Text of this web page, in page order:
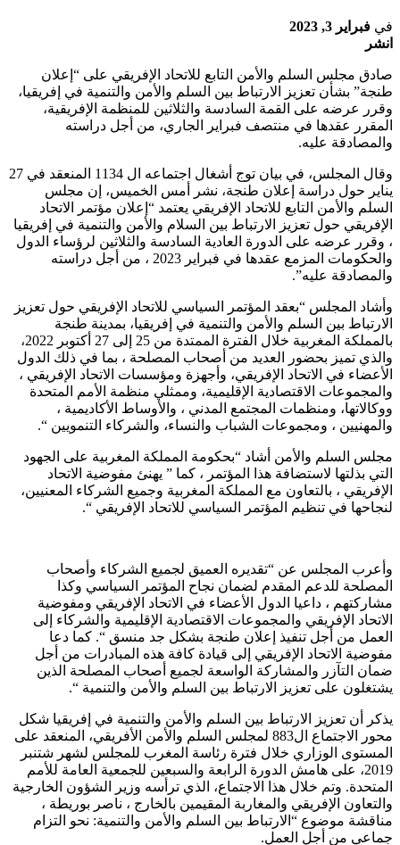
في فبراير 3, 2023
انشر
صادق مجلس السلم والأمن التابع للاتحاد الإفريقي على “إعلان
طنجة” بشأن تعزيز الارتباط بين السلم والأمن والتنمية في إفريقيا،
وقرر عرضه على القمة السادسة والثلاثين للمنظمة الإفريقية،
المقرر عقدها في منتصف فبراير الجاري، من أجل دراسته
والمصادقة عليه.
وقال المجلس، في بيان توج أشغال اجتماعه ال 1134 المنعقد في 27
يناير حول دراسة إعلان طنجة، نشر أمس الخميس، إن مجلس
السلم والأمن التابع للاتحاد الإفريقي يعتمد “إعلان مؤتمر الاتحاد
الإفريقي حول تعزيز الارتباط بين السلام والأمن والتنمية في إفريقيا
، وقرر عرضه على الدورة العادية السادسة والثلاثين لرؤساء الدول
والحكومات المزمع عقدها في فبراير 2023 ، من أجل دراسته
والمصادقة عليه”.
وأشاد المجلس “بعقد المؤتمر السياسي للاتحاد الإفريقي حول تعزيز
الارتباط بين السلم والأمن والتنمية في إفريقيا، بمدينة طنجة
بالمملكة المغربية خلال الفترة الممتدة من 25 إلى 27 أكتوبر 2022،
والذي تميز بحضور العديد من أصحاب المصلحة ، بما في ذلك الدول
الأعضاء في الاتحاد الإفريقي، وأجهزة ومؤسسات الاتحاد الإفريقي ،
والمجموعات الاقتصادية الإقليمية، وممثلي منظمة الأمم المتحدة
ووكالاتها، ومنظمات المجتمع المدني ، والأوساط الأكاديمية ،
والمهنيين ، ومجموعات الشباب والنساء، والشركاء التنمويين “.
مجلس السلم والأمن أشاد “بحكومة المملكة المغربية على الجهود
التي بذلتها لاستضافة هذا المؤتمر ، كما ” يهنئ مفوضية الاتحاد
الإفريقي ، بالتعاون مع المملكة المغربية وجميع الشركاء المعنيين،
لنجاحها في تنظيم المؤتمر السياسي للاتحاد الإفريقي “.
وأعرب المجلس عن “تقديره العميق لجميع الشركاء وأصحاب
المصلحة للدعم المقدم لضمان نجاح المؤتمر السياسي وكذا
مشاركتهم ، داعيا الدول الأعضاء في الاتحاد الإفريقي ومفوضية
الاتحاد الإفريقي والمجموعات الاقتصادية الإقليمية والشركاء إلى
العمل من أجل تنفيذ إعلان طنجة بشكل جد منسق “. كما دعا
مفوضية الاتحاد الإفريقي إلى قيادة كافة هذه المبادرات من أجل
ضمان التآزر والمشاركة الواسعة لجميع أصحاب المصلحة الذين
يشتغلون على تعزيز الارتباط بين السلم والأمن والتنمية “.
يذكر أن تعزيز الارتباط بين السلم والأمن والتنمية في إفريقيا شكل
محور الاجتماع ال883 لمجلس السلم والأمن الأفريقي، المنعقد على
المستوى الوزاري خلال فترة رئاسة المغرب للمجلس لشهر شتنبر
2019، على هامش الدورة الرابعة والسبعين للجمعية العامة للأمم
المتحدة. وتم خلال هذا الاجتماع، الذي ترأسه وزير الشؤون الخارجية
والتعاون الإفريقي والمغاربة المقيمين بالخارج ، ناصر بوريطة ،
مناقشة موضوع “الارتباط بين السلم والأمن والتنمية: نحو التزام
جماعي من أجل العمل.